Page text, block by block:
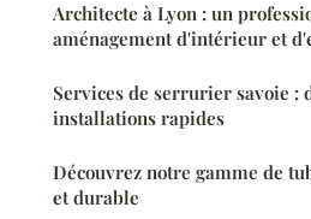
Architecte à Lyon : un
aménagement d'intérieur et
Services de serrurier savoie :
installations rapides
Découvrez notre gamme de
et durable